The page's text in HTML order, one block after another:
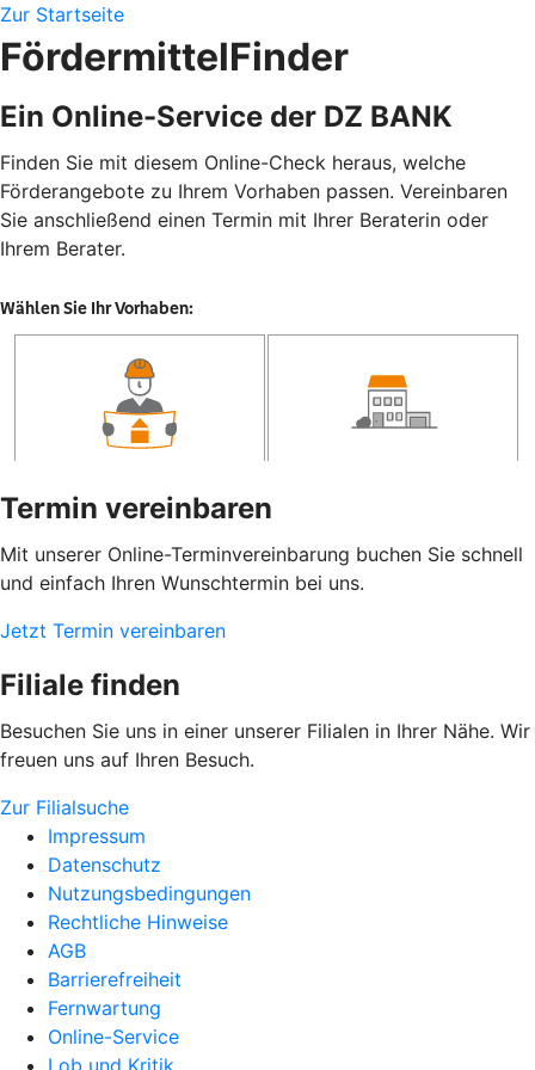
Zur Startseite
FördermittelFinder
Ein Online-Service der DZ BANK
Finden Sie mit diesem Online-Check heraus, welche
Förderangebote zu Ihrem Vorhaben passen. Vereinbaren
Sie anschließend einen Termin mit Ihrer Beraterin oder
Ihrem Berater.
Termin vereinbaren
Mit unserer Online-Terminvereinbarung buchen Sie schnell
und einfach Ihren Wunschtermin bei uns.
Jetzt Termin vereinbaren
Filiale finden
Besuchen Sie uns in einer unserer Filialen in Ihrer Nähe. Wir
freuen uns auf Ihren Besuch.
Zur Filialsuche
Impressum
Datenschutz
Nutzungsbedingungen
Rechtliche Hinweise
AGB
Barrierefreiheit
Fernwartung
Online-Service
Lob und Kritik